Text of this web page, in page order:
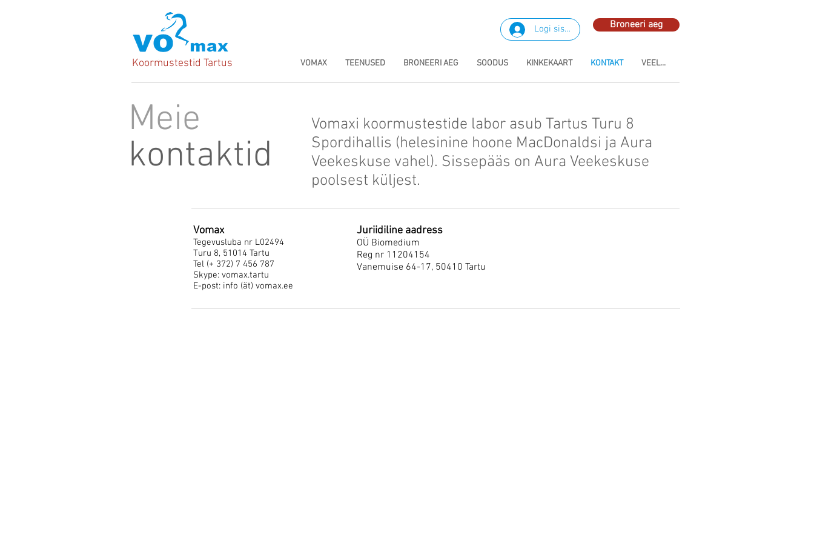
Koormustestid Tartus
Logi sisse Broneeri aeg
VOMAX TEENUSED BRONEERI AEG SOODUS KINKEKAART KONTAKT VEEL...
Meie
kontaktid
Vomaxi koormustestide labor asub Tartus Turu 8
Spordihallis (helesinine hoone MacDonaldsi ja Aura
Veekeskuse vahel). Sissepääs on Aura Veekeskuse
poolsest küljest.
Vomax
Tegevusluba nr L02494
Turu 8, 51014 Tartu
Tel (+ 372) 7 456 787
Skype: vomax.tartu
E-post: info (ät) vomax.ee
Juriidiline aadress
OÜ Biomedium
Reg nr 11204154
Vanemuise 64-17, 50410 Tartu